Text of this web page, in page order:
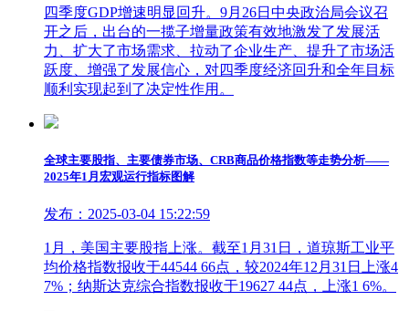
四季度GDP增速明显回升。9月26日中央政治局会议召
开之后，出台的一揽子增量政策有效地激发了发展活
力、扩大了市场需求、拉动了企业生产、提升了市场活
跃度、增强了发展信心，对四季度经济回升和全年目标
顺利实现起到了决定性作用。
全球主要股指、主要债券市场、CRB商品价格指数等走势分析——
2025年1月宏观运行指标图解
发布：2025-03-04 15:22:59
1月，美国主要股指上涨。截至1月31日，道琼斯工业平
均价格指数报收于44544 66点，较2024年12月31日上涨4
7%；纳斯达克综合指数报收于19627 44点，上涨1 6%。